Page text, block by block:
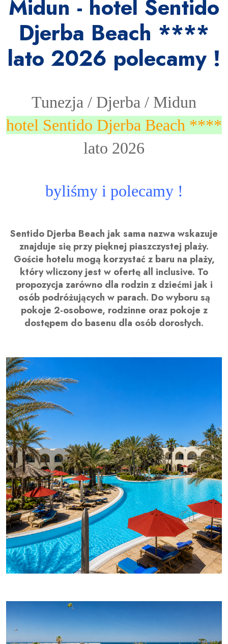
Midun - hotel Sentido
Djerba Beach ****
lato 2026 polecamy !
Tunezja / Djerba / Midun
hotel Sentido Djerba Beach ****
lato 2026
byliśmy i polecamy !
Sentido Djerba Beach jak sama nazwa wskazuje
znajduje się przy pięknej piaszczystej plaży.
Goście hotelu mogą korzystać z baru na plaży,
który wliczony jest w ofertę all inclusive. To
propozycja zarówno dla rodzin z dziećmi jak i
osób podróżujących w parach. Do wyboru są
pokoje 2-osobowe, rodzinne oraz pokoje z
dostępem do basenu dla osób dorosłych.